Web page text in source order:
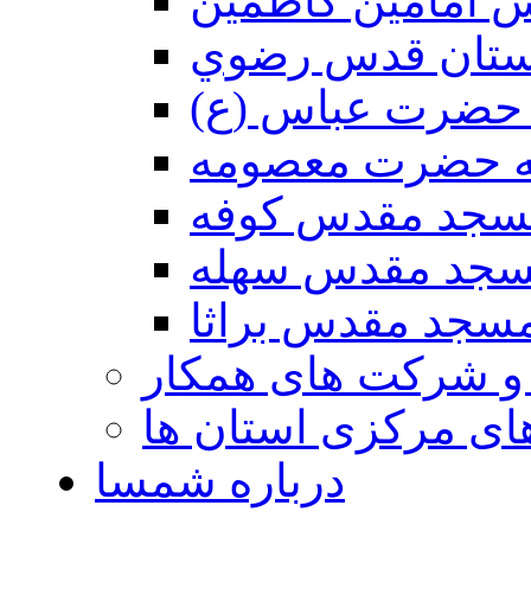
قدس رضوي
حضرت عباس (ع)
حضرت معصومه
مقدس كوفه
مقدس سهله
مقدس براثا
و شرکت های همکار
مرکزی استان ها
درباره شمسا